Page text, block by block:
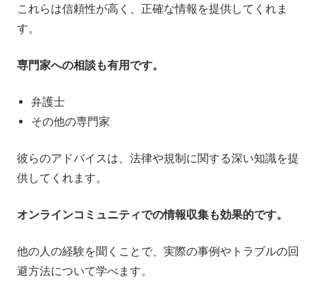
これらは信頼性が高く、正確な情報を提供してくれま
す。
専門家への相談も有用です。
弁護士
その他の専門家
彼らのアドバイスは、法律や規制に関する深い知識を提
供してくれます。
オンラインコミュニティでの情報収集も効果的です。
他の人の経験を聞くことで、実際の事例やトラブルの回
避方法について学べます。